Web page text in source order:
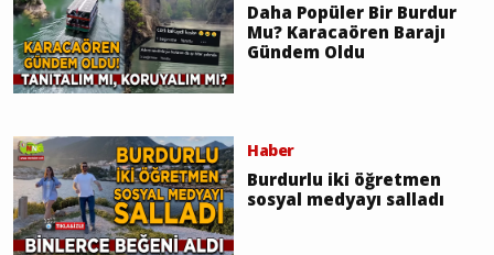
Daha Popüler Bir Burdur
Mu? Karacaören Barajı
Gündem Oldu
Haber
Burdurlu iki öğretmen
sosyal medyayı salladı